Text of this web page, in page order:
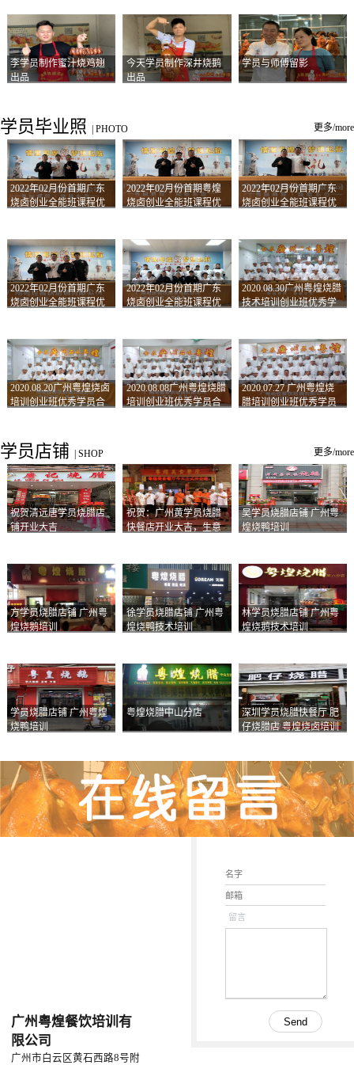
李学员制作蜜汁烧鸡翅
出品
今天学员制作深井烧鹅
出品
学员与师傅留影
学员毕业照 PHOTO 更多/more
2022年02月份首期广东
烧卤创业全能班课程优
2022年02月份首期粤煌
烧卤创业全能班课程优
2022年02月份首期广东
烧卤创业全能班课程优
2022年02月份首期广东
烧卤创业全能班课程优
2022年02月份首期广东
烧卤创业全能班课程优
2020.08.30广州粤煌烧腊
技术培训创业班优秀学
2020.08.20广州粤煌烧卤
培训创业班优秀学员合
2020.08.08广州粤煌烧腊
培训创业班优秀学员合
2020.07.27 广州粤煌烧
腊培训创业班优秀学员
学员店铺 SHOP 更多/more
祝贺清远唐学员烧腊店
铺开业大吉
祝贺：广州黄学员烧腊
快餐店开业大吉，生意
吴学员烧腊店铺 广州粤
煌烧鸭培训
方学员烧腊店铺 广州粤
煌烧鹅培训
徐学员烧腊店铺 广州粤
煌烧鸭技术培训
林学员烧腊店铺 广州粤
煌烧鹅技术培训
学员烧腊店铺 广州粤煌
烧鸭培训
粤煌烧腊中山分店
深圳学员烧腊快餐厅 肥
仔烧腊店 粤煌烧卤培训
广州粤煌餐饮培训有
限公司
广州市白云区黄石西路8号附
留言